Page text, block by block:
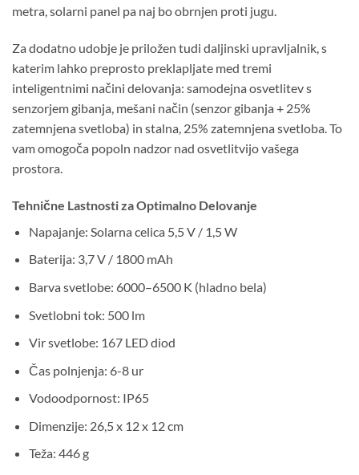
metra, solarni panel pa naj bo obrnjen proti jugu.
Za dodatno udobje je priložen tudi daljinski upravljalnik, s
katerim lahko preprosto preklapljate med tremi
inteligentnimi načini delovanja: samodejna osvetlitev s
senzorjem gibanja, mešani način (senzor gibanja + 25%
zatemnjena svetloba) in stalna, 25% zatemnjena svetloba. To
vam omogoča popoln nadzor nad osvetlitvijo vašega
prostora.
Tehnične Lastnosti za Optimalno Delovanje
Napajanje: Solarna celica 5,5 V / 1,5 W
Baterija: 3,7 V / 1800 mAh
Barva svetlobe: 6000–6500 K (hladno bela)
Svetlobni tok: 500 lm
Vir svetlobe: 167 LED diod
Čas polnjenja: 6-8 ur
Vodoodpornost: IP65
Dimenzije: 26,5 x 12 x 12 cm
Teža: 446 g